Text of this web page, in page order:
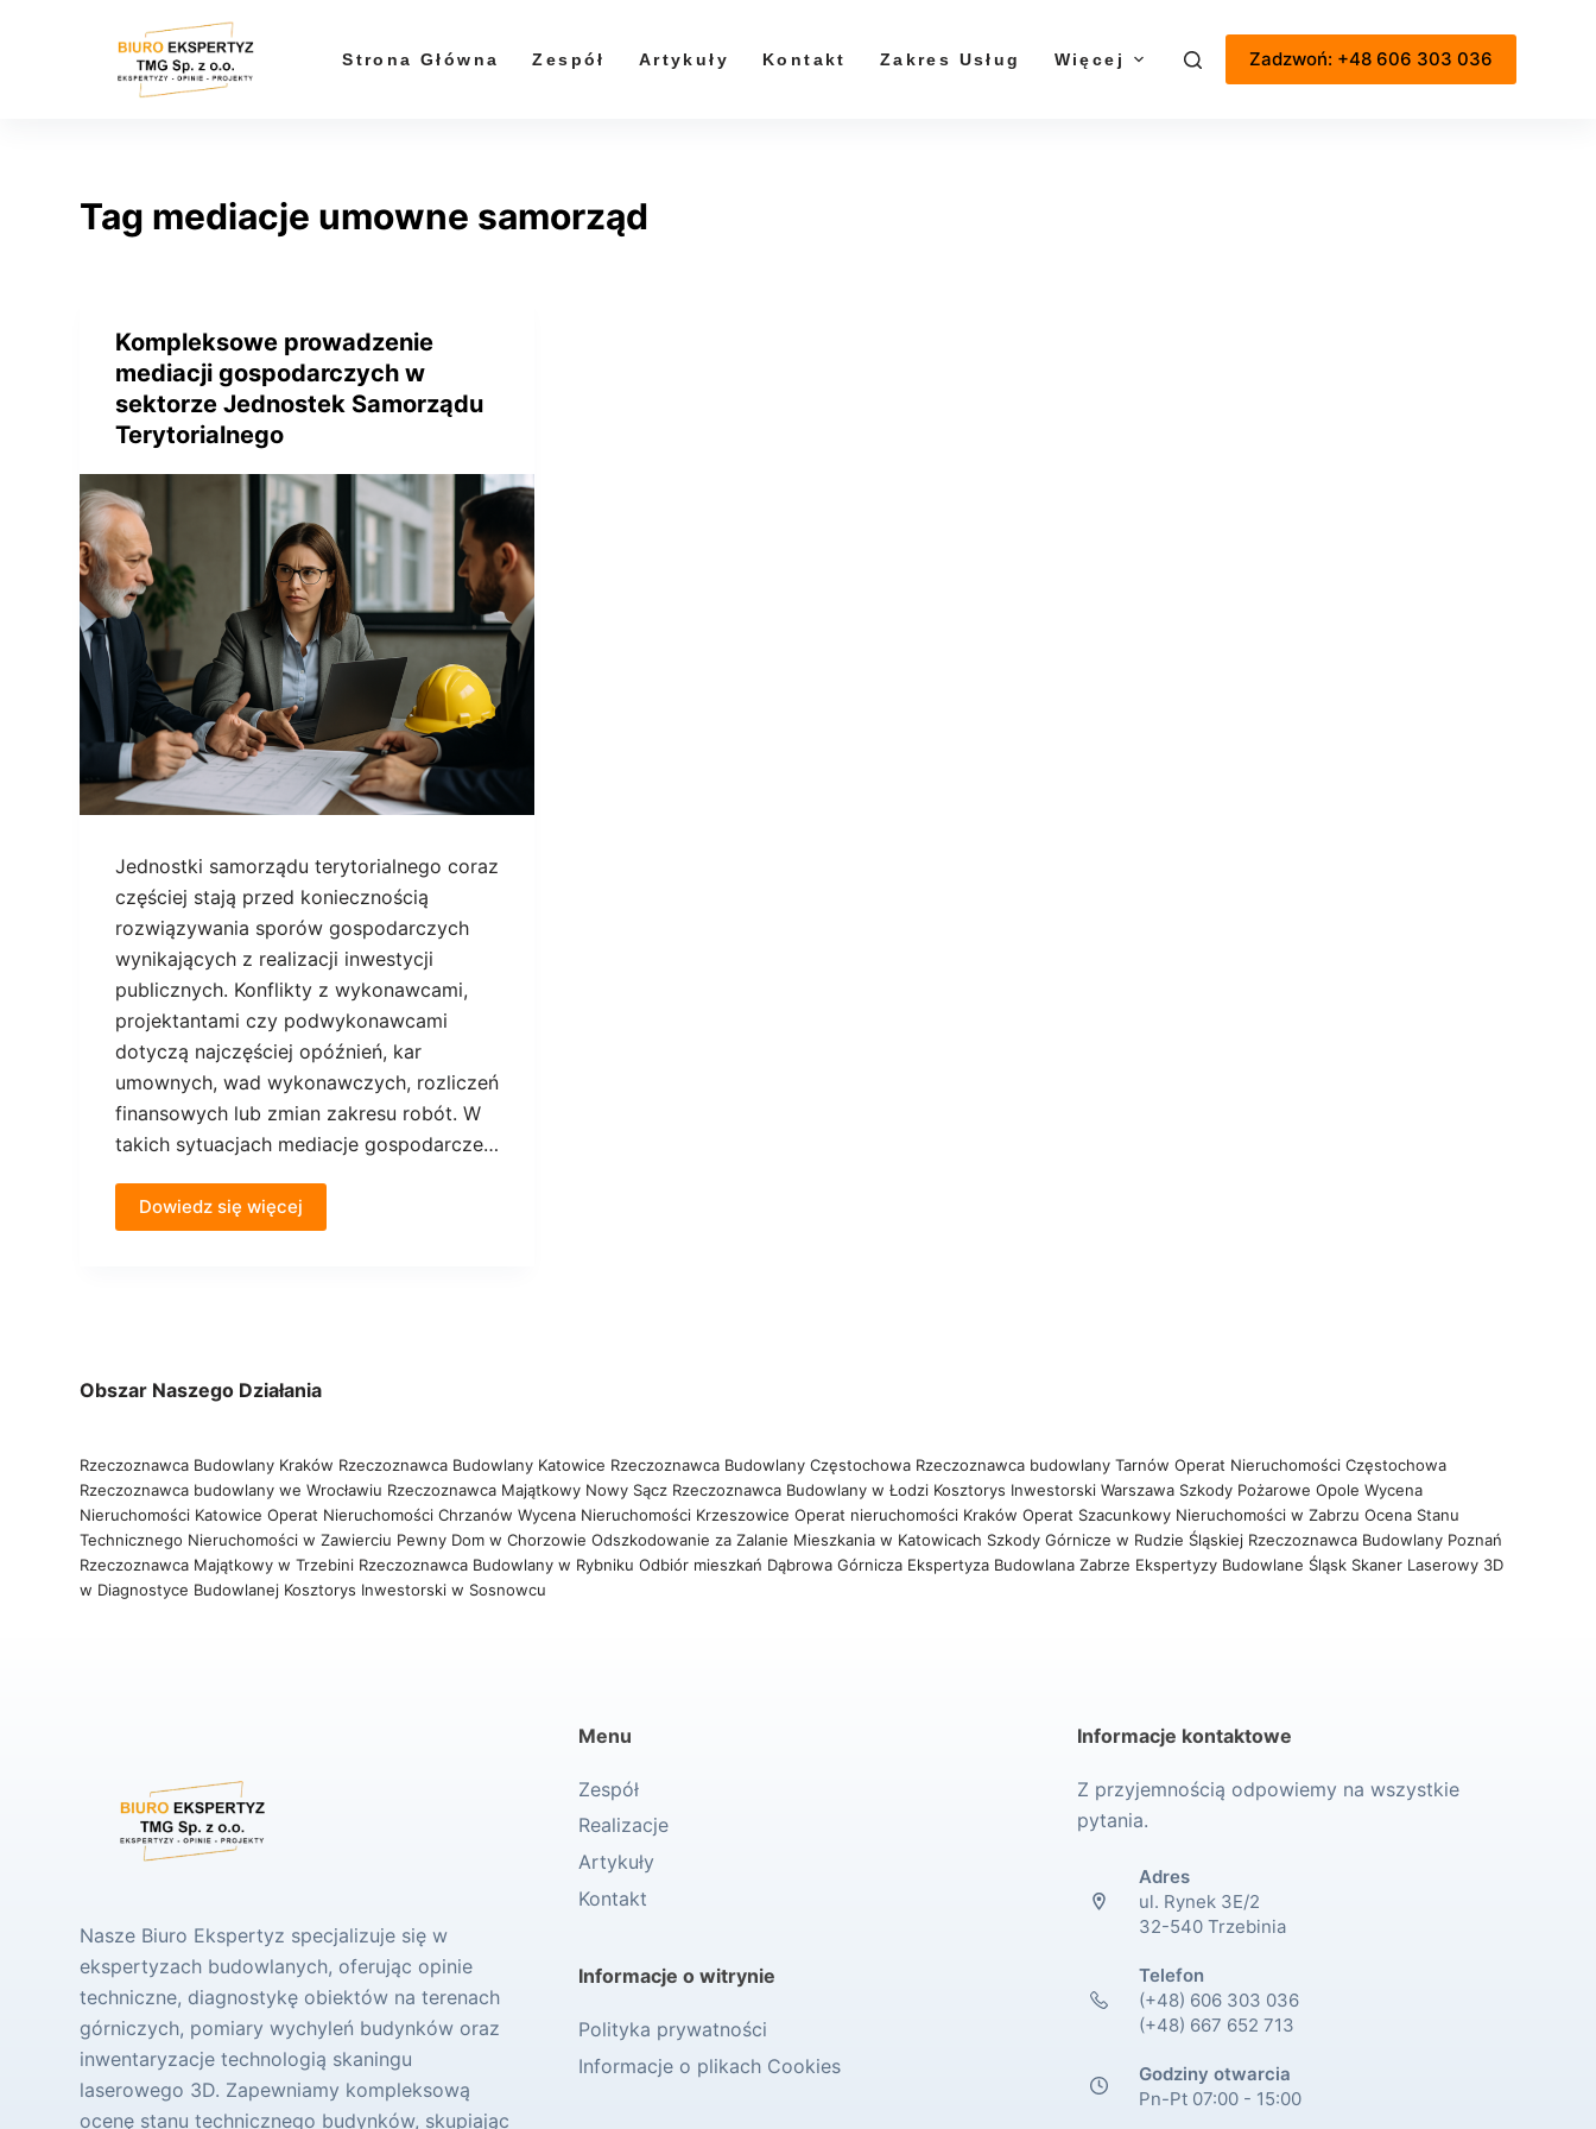
Strona Główna Zespół Artykuły Kontakt Zakres Usług Więcej Zadzwoń: +48 606 303 036
Tag mediacje umowne samorząd
Kompleksowe prowadzenie
mediacji gospodarczych w
sektorze Jednostek Samorządu
Terytorialnego
Jednostki samorządu terytorialnego coraz
częściej stają przed koniecznością
rozwiązywania sporów gospodarczych
wynikających z realizacji inwestycji
publicznych. Konflikty z wykonawcami,
projektantami czy podwykonawcami
dotyczą najczęściej opóźnień, kar
umownych, wad wykonawczych, rozliczeń
finansowych lub zmian zakresu robót. W
takich sytuacjach mediacje gospodarcze…
Dowiedz się więcej
Obszar Naszego Działania
Rzeczoznawca Budowlany Kraków Rzeczoznawca Budowlany Katowice Rzeczoznawca Budowlany Częstochowa Rzeczoznawca budowlany Tarnów Operat Nieruchomości Częstochowa
Rzeczoznawca budowlany we Wrocławiu Rzeczoznawca Majątkowy Nowy Sącz Rzeczoznawca Budowlany w Łodzi Kosztorys Inwestorski Warszawa Szkody Pożarowe OpoleWycena
Nieruchomości Katowice Operat Nieruchomości Chrzanów Wycena Nieruchomości KrzeszowiceOperat nieruchomości Kraków Operat Szacunkowy Nieruchomości w ZabrzuOcena Stanu
Technicznego Nieruchomości w Zawierciu Pewny Dom w Chorzowie Odszkodowanie za Zalanie Mieszkania w Katowicach Szkody Górnicze w Rudzie Śląskiej Rzeczoznawca Budowlany Poznań
Rzeczoznawca Majątkowy w Trzebini Rzeczoznawca Budowlany w RybnikuOdbiór mieszkań Dąbrowa Górnicza Ekspertyza Budowlana Zabrze Ekspertyzy Budowlane Śląsk Skaner Laserowy 3D
w Diagnostyce Budowlanej Kosztorys Inwestorski w Sosnowcu
Nasze Biuro Ekspertyz specjalizuje się w
ekspertyzach budowlanych, oferując opinie
techniczne, diagnostykę obiektów na terenach
górniczych, pomiary wychyleń budynków oraz
inwentaryzacje technologią skaningu
laserowego 3D. Zapewniamy kompleksową
ocenę stanu technicznego budynków, skupiając
Menu
Zespół
Realizacje
Artykuły
Kontakt
Informacje o witrynie
Polityka prywatności
Informacje o plikach Cookies
Informacje kontaktowe
Z przyjemnością odpowiemy na wszystkie
pytania.
Adres
ul. Rynek 3E/2
32-540 Trzebinia
Telefon
(+48) 606 303 036
(+48) 667 652 713
Godziny otwarcia
Pn-Pt 07:00 - 15:00